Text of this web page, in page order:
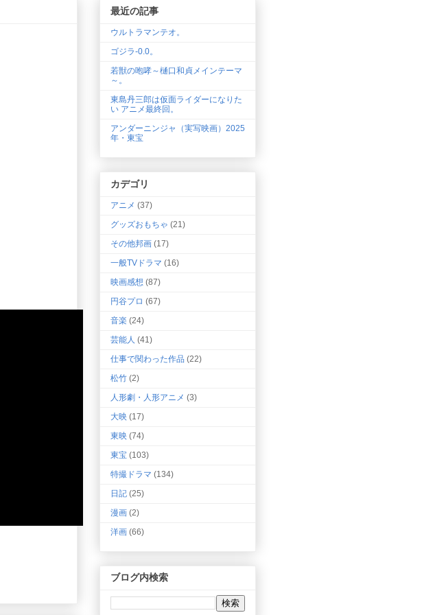
最近の記事
ウルトラマンテオ。
ゴジラ-0.0。
若獣の咆哮～樋口和貞メインテーマ
～。
東島丹三郎は仮面ライダーになりた
い アニメ最終回。
アンダーニンジャ（実写映画）2025
年・東宝
カデゴリ
アニメ (37)
グッズおもちゃ (21)
その他邦画 (17)
一般TVドラマ (16)
映画感想 (87)
円谷プロ (67)
音楽 (24)
芸能人 (41)
仕事で関わった作品 (22)
松竹 (2)
人形劇・人形アニメ (3)
大映 (17)
東映 (74)
東宝 (103)
特撮ドラマ (134)
日記 (25)
漫画 (2)
洋画 (66)
ブログ内検索